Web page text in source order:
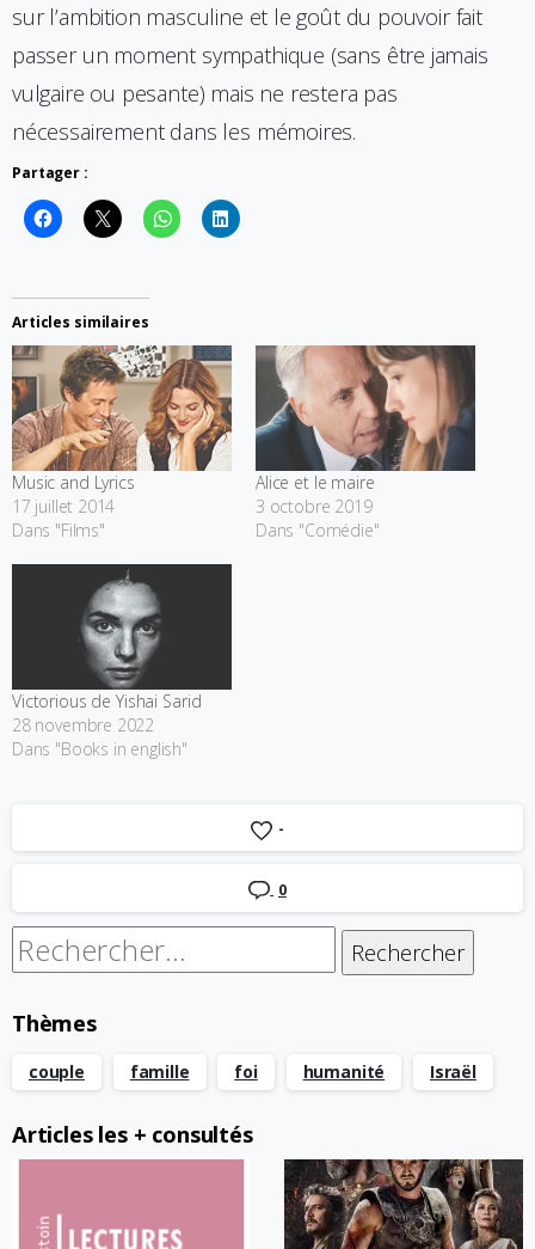
sur l’ambition masculine et le goût du pouvoir fait
passer un moment sympathique (sans être jamais
vulgaire ou pesante) mais ne restera pas
nécessairement dans les mémoires.
Partager :
Articles similaires
Music and Lyrics
17 juillet 2014
Dans "Films"
Alice et le maire
3 octobre 2019
Dans "Comédie"
Victorious de Yishai Sarid
28 novembre 2022
Dans "Books in english"
-
0
Rechercher :
Thèmes
couple famille foi humanité Israël
Articles les + consultés